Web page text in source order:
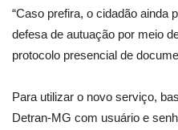
“Caso prefira, o cidadão ainda
defesa de autuação por meio
protocolo presencial de
Para utilizar o novo serviço,
Detran-MG com usuário e